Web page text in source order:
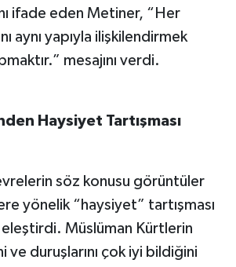
ifade eden Metiner, “Her
aynı yapıyla ilişkilendirmek
mesajını verdi.
Haysiyet Tartışması
söz konusu görüntüler
yönelik “haysiyet” tartışması
eleştirdi. Müslüman Kürtlerin
ve duruşlarını çok iyi bildiğini